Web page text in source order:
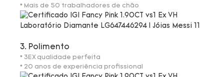
* Mais de 50 trabalhadores de chão
3. Polimento
* 3EX qualidade perfeita
* 20 anos de experiência profissional